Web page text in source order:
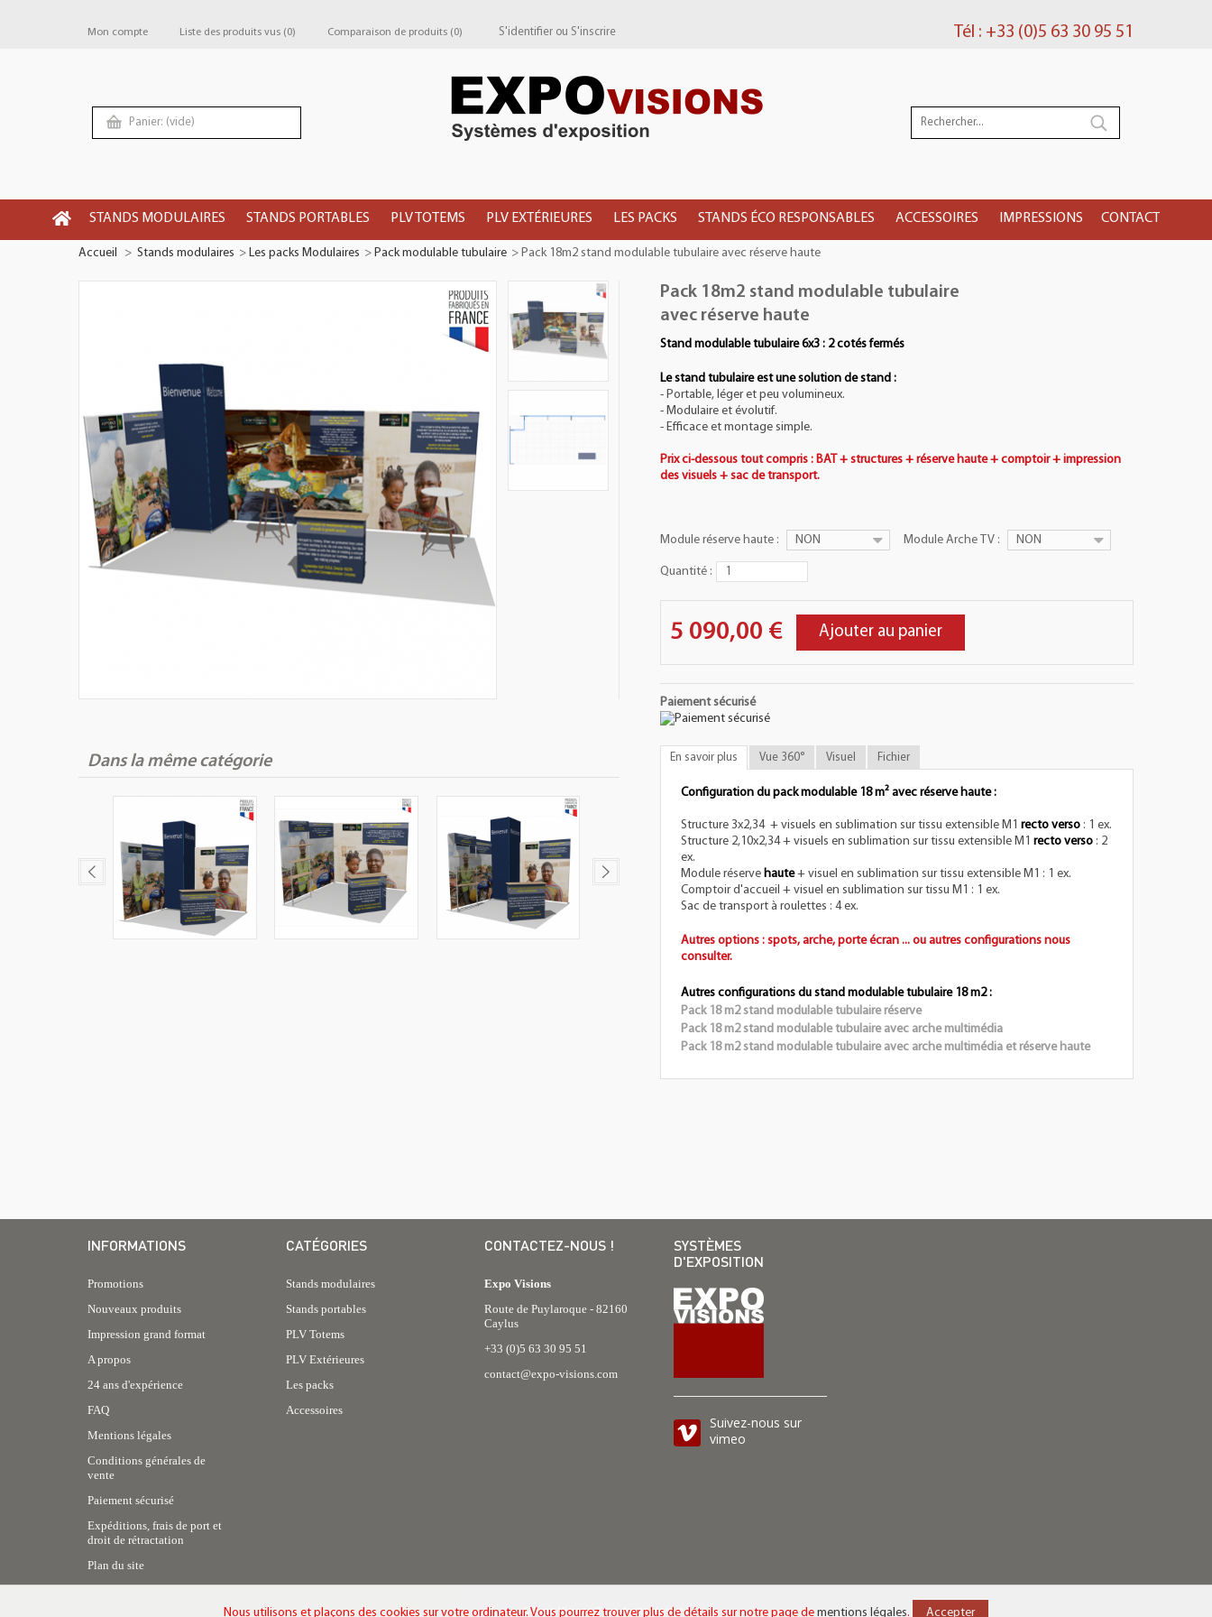
Mon compte Liste des produits vus (0) Comparaison de produits (0) S'identifier ou S'inscrire Tél : +33 (0)5 63 30 95 51
Panier: (vide)
STANDS MODULAIRES STANDS PORTABLES PLV TOTEMS PLV EXTÉRIEURES LES PACKS STANDS ÉCO RESPONSABLES ACCESSOIRES IMPRESSIONS CONTACT
Accueil > Stands modulaires > Les packs Modulaires > Pack modulable tubulaire > Pack 18m2 stand modulable tubulaire avec réserve haute
Dans la même catégorie
Pack 18m2 stand modulable tubulaire
avec réserve haute
Stand modulable tubulaire 6x3 : 2 cotés fermés
Le stand tubulaire est une solution de stand :
- Portable, léger et peu volumineux.
- Modulaire et évolutif.
- Efficace et montage simple.
Prix ci-dessous tout compris : BAT + structures + réserve haute + comptoir + impression
des visuels + sac de transport.
Module réserve haute : NON Module Arche TV : NON
Quantité :
5 090,00 € Ajouter au panier
Paiement sécurisé
En savoir plus Vue 360° Visuel Fichier
Configuration du pack modulable 18 m² avec réserve haute :
Structure 3x2,34 + visuels en sublimation sur tissu extensible M1 recto verso : 1 ex.
Structure 2,10x2,34 + visuels en sublimation sur tissu extensible M1 recto verso : 2
ex.
Module réserve haute+ visuel en sublimation sur tissu extensible M1 : 1 ex.
Comptoir d'accueil + visuel en sublimation sur tissu M1 : 1 ex.
Sac de transport à roulettes : 4 ex.
Autres options : spots, arche, porte écran ... ou autres configurations nous
consulter.
Autres configurations du stand modulable tubulaire 18 m2 :
Pack 18 m2 stand modulable tubulaire réserve
Pack 18 m2 stand modulable tubulaire avec arche multimédia
Pack 18 m2 stand modulable tubulaire avec arche multimédia et réserve haute
INFORMATIONS
Promotions
Nouveaux produits
Impression grand format
A propos
24 ans d'expérience
FAQ
Mentions légales
Conditions générales de
vente
Paiement sécurisé
Expéditions, frais de port et
droit de rétractation
Plan du site
CATÉGORIES
Stands modulaires
Stands portables
PLV Totems
PLV Extérieures
Les packs
Accessoires
CONTACTEZ-NOUS !
Expo Visions
Route de Puylaroque - 82160
Caylus
+33 (0)5 63 30 95 51
contact@expo-visions.com
SYSTÈMES
D'EXPOSITION
Suivez-nous sur
vimeo
© Expo Visions. Tous droits réservés.
Nous utilisons et plaçons des cookies sur votre ordinateur. Vous pourrez trouver plus de détails sur notre page de mentions légales. Accepter